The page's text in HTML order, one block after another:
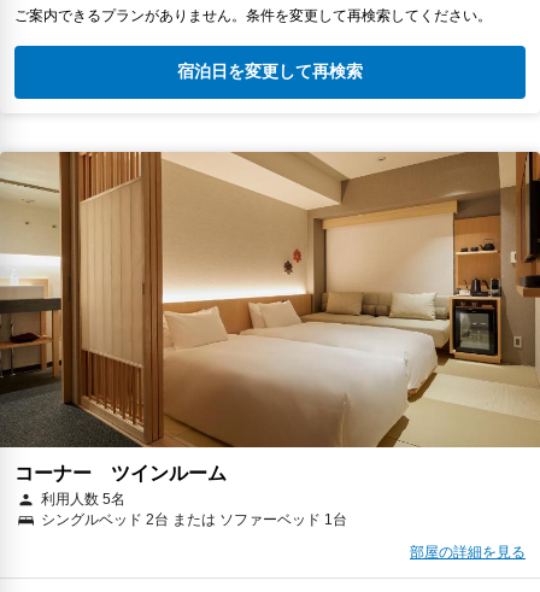
ご案内できるプランがありません。条件を変更して再検索してください。
宿泊日を変更して再検索
コーナー ツインルーム
利用人数 5名
シングルベッド 2台 または ソファーベッド 1台
部屋の詳細を見る